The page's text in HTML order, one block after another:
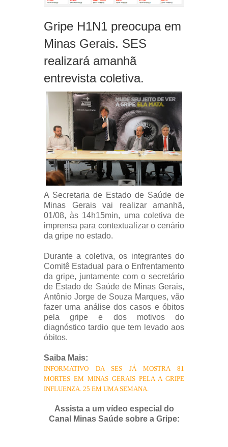
Gripe H1N1 preocupa em
Minas Gerais. SES
realizará amanhã
entrevista coletiva.
A Secretaria de Estado de Saúde de
Minas Gerais vai realizar amanhã,
01/08, às 14h15min, uma coletiva de
imprensa para contextualizar o cenário
da gripe no estado.
Durante a coletiva, os integrantes do
Comitê Estadual para o Enfrentamento
da gripe, juntamente com o secretário
de Estado de Saúde de Minas Gerais,
Antônio Jorge de Souza Marques, vão
fazer uma análise dos casos e óbitos
pela gripe e dos motivos do
diagnóstico tardio que tem levado aos
óbitos.
Saiba Mais:
INFORMATIVO DA SES JÁ MOSTRA 81
MORTES EM MINAS GERAIS PELA A GRIPE
INFLUENZA. 25 EM UMA SEMANA.
Assista a um vídeo especial do
Canal Minas Saúde sobre a Gripe: